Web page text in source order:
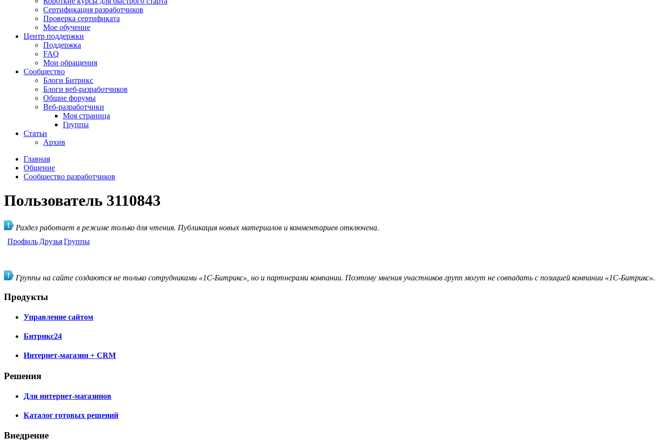
Сертификация разработчиков
Проверка сертификата
Мое обучение
Центр поддержки
Поддержка
FAQ
Мои обращения
Сообщество
Блоги Битрикс
Блоги веб-разработчиков
Общие форумы
Веб-разработчики
Моя страница
Группы
Статьи
Архив
Главная
Общение
Сообщество разработчиков
Пользователь 3110843
Раздел работает в режиме только для чтения. Публикация новых материалов и комментариев отключена.
Профиль ДрузьяГруппы
Группы на сайте создаются не только сотрудниками «1С-Битрикс», но и партнерами компании. Поэтому мнения участников групп могут не совпадать с позицией компании «1С-Битрикс».
Продукты
Управление сайтом
Битрикс24
Интернет-магазин + CRM
Решения
Для интернет-магазинов
Каталог готовых решений
Внедрение